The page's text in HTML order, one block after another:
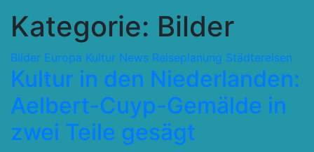
Kategorie: Bilder
Bilder Europa Kultur News Reiseplanung Städtereisen
Kultur in den Niederlanden:
Aelbert-Cuyp-Gemälde in
zwei Teile gesägt